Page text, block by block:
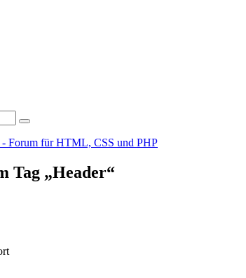
Forum für HTML, CSS und PHP
Tag „Header“